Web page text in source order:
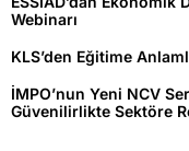
Webinarı
KLS’den Eğitime
İMPO’nun Yeni NCV
Güvenilirlikte Sektöre